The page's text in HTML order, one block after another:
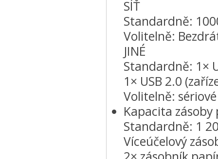
SÍŤ
Standardně:
Volitelně:
JINÉ
Standardně: 1×
1× USB 2.0
Volitelně:
Kapacita zásoby
Standardně: 1
Víceúčelový